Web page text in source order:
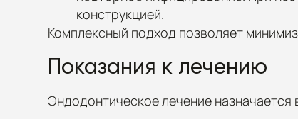
конструкцией.
Комплексный подход позволяет
Показания к лечению
Эндодонтическое лечение назначается